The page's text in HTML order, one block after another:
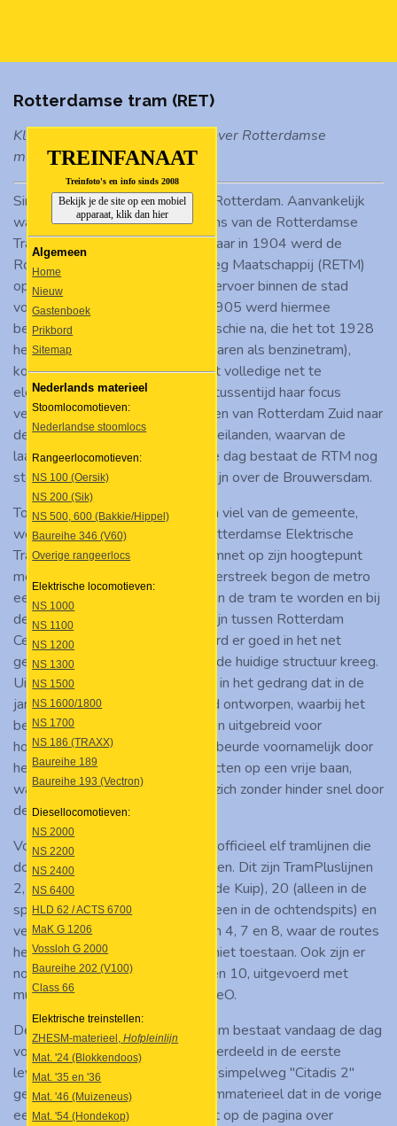
naar
hoofdinhoud
Rotterdamse tram (RET)
Klik
voor de aparte pagina over Rotterdamse
museumtrams.
Sinds 1879 rijden er trams door Rotterdam. Aanvankelijk
waren dit stoom- en paardentrams van de Rotterdamse
Tramweg Maatschappij (RTM), maar in 1904 werd de
Rotterdamse Elektrische Tramweg Maatschappij (RETM)
opgericht met als doel het tramvervoer binnen de stad
volledig elektrisch te maken. In 1905 werd hiermee
begonnen en op de lijn naar Overschie na, die het tot 1928
heeft uitgehouden (in de laatste jaren als benzinetram),
kostte het maar twee jaar om het volledige net te
elektrificeren. De RTM had in de tussentijd haar focus
verplaatst naar de streektramlijnen van Rotterdam Zuid naar
de Zuid-Hollandse- en Zeeuwse eilanden, waarvan de
laatste reed in 1966. Vandaag de dag bestaat de RTM nog
steeds als een toeristische tramlijn over de Brouwersdam.
Toen de RETM in 1927 in handen viel van de gemeente,
werd de naam veranderd naar Rotterdamse Elektrische
Tram (RET). In 1930 was het tramnet op zijn hoogtepunt
met 25 lijnen. Naarmate de tijd verstreek begon de metro
een steeds grotere concurrent van de tram te worden en bij
de opening van de eerste metrolijn tussen Rotterdam
Centraal en Zuidplein in 1968 werd er goed in het net
geknipt, waarbij het grotendeels de huidige structuur kreeg.
Uiteindelijk kwam de tram zo erg in het gedrang dat in de
jaren '90 het TramPlus-plan werd ontworpen, waarbij het
bestaande net werd aangepast en uitgebreid voor
hoogwaardig tramvervoer. Dit gebeurde voornamelijk door
het (her)aanleggen van tramtrajecten op een vrije baan,
waarop nieuwe lagevloerstrams
zich zonder hinder snel door
de stad kunnen verplaatsen.
Volgens de dienstregeling zijn er officieel elf tramlijnen die
door de RET geëxploiteerd worden. Dit zijn TramPluslijnen
2, 12 (alleen bij evenementen in de Kuip), 20 (alleen in de
spits), 21, 23, 24, 25 en 124 (alleen in de ochtendspits) en
verder nog de 'normale' tramlijnen 4, 7 en 8, waar de routes
het opwaarderen naar TramPlus niet toestaan. Ook zijn er
nog de toeristische tramlijnen 9 en 10, uitgevoerd met
museumtrams van Stichting RoMeO.
De vloot van de Rotterdamse tram bestaat vandaag de dag
volledig uit Citadis-trams,
onderverdeeld in de eerste
levering uit 2003 en de tweede (simpelweg "Citadis 2"
genoemd) uit 2011. Voor het trammaterieel dat in de vorige
eeuw werd ingezet kan je terecht op de pagina over
TREINFANAAT
Treinfoto's en info sinds 2008
Bekijk je de site op een mobiel
apparaat, klik dan hier
Algemeen
Home
Nieuw
Gastenboek
Prikbord
Sitemap
Nederlands materieel
Stoomlocomotieven:
Nederlandse stoomlocs
Rangeerlocomotieven:
NS 100 (Oersik)
NS 200 (Sik)
NS 500, 600 (Bakkie/Hippel)
Baureihe 346 (V60)
Overige rangeerlocs
Elektrische locomotieven:
NS 1000
NS 1100
NS 1200
NS 1300
NS 1500
NS 1600/1800
NS 1700
NS 186 (TRAXX)
Baureihe 189
Baureihe 193 (Vectron)
Diesellocomotieven:
NS 2000
NS 2200
NS 2400
NS 6400
HLD 62 / ACTS 6700
MaK G 1206
Vossloh G 2000
Baureihe 202 (V100)
Class 66
Elektrische treinstellen:
ZHESM-materieel,Hofpleinlijn
Mat. '24 (Blokkendoos)
Mat. '35 en '36
Mat. '46 (Muizeneus)
Mat. '54 (Hondekop)